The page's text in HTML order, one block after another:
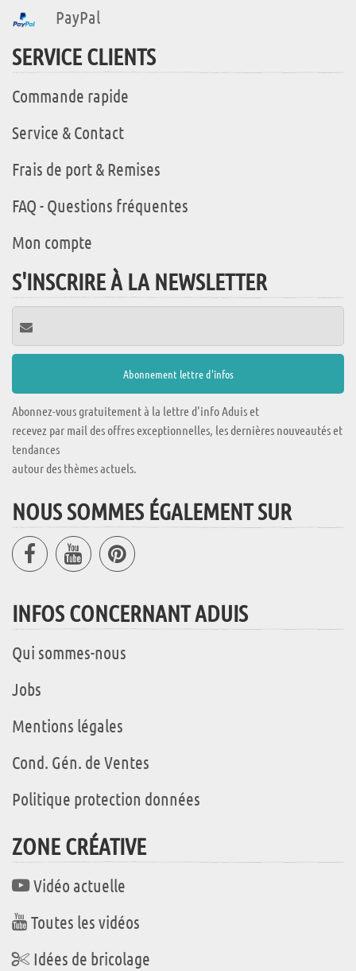
PayPal
SERVICE CLIENTS
Commande rapide
Service & Contact
Frais de port & Remises
FAQ - Questions fréquentes
Mon compte
S'INSCRIRE À LA NEWSLETTER
Abonnez-vous gratuitement à la lettre d'info Aduis et
recevez par mail des offres exceptionnelles, les dernières nouveautés et
tendances
autour des thèmes actuels.
NOUS SOMMES ÉGALEMENT SUR
INFOS CONCERNANT ADUIS
Qui sommes-nous
Jobs
Mentions légales
Cond. Gén. de Ventes
Politique protection données
ZONE CRÉATIVE
Vidéo actuelle
Toutes les vidéos
Idées de bricolage